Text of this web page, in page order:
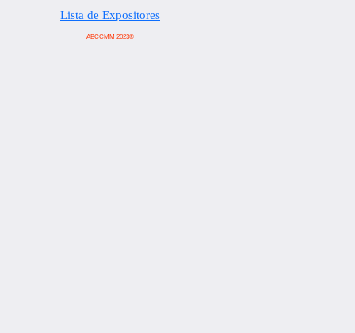
Lista de Expositores
ABCCMM 2023®